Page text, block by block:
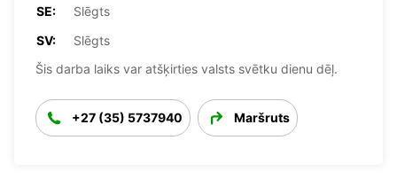
SE:
Slēgts
SV:
Slēgts
Šis darba laiks var atšķirties valsts svētku dienu dēļ.
+27 (35) 5737940 Maršruts